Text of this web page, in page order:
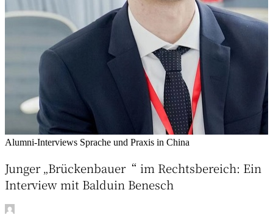
Alumni-Interviews Sprache und Praxis in China
Junger „Brückenbauer“ im Rechtsbereich: Ein
Interview mit Balduin Benesch